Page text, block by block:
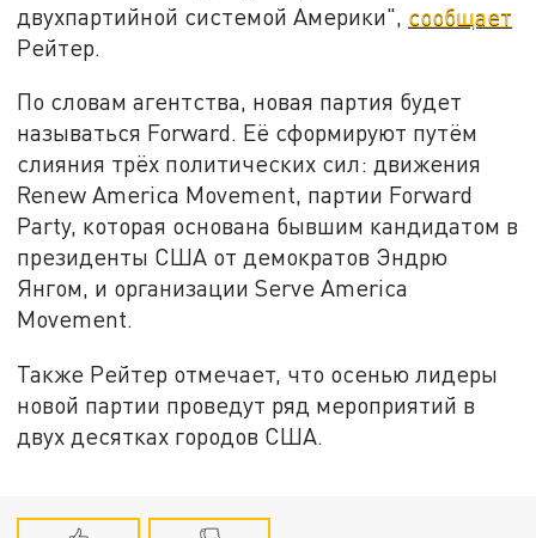
двухпартийной системой Америки", сообщает
Рейтер.
По словам агентства, новая партия будет
называться Forward. Её сформируют путём
слияния трёх политических сил: движения
Renew America Movement, партии Forward
Party, которая основана бывшим кандидатом в
президенты США от демократов Эндрю
Янгом, и организации Serve America
Movement.
Также Рейтер отмечает, что осенью лидеры
новой партии проведут ряд мероприятий в
двух десятках городов США.